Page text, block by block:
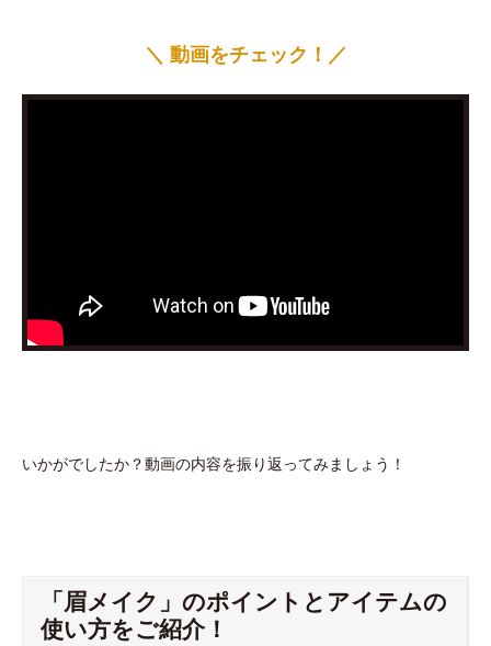
＼ 動画をチェック！／
いかがでしたか？動画の内容を振り返ってみましょう！
「眉メイク」のポイントとアイテムの
使い方をご紹介！